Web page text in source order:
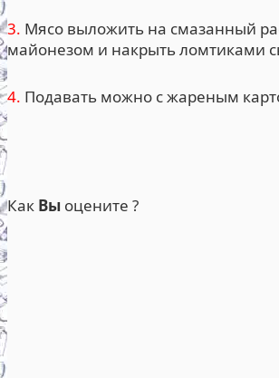
3. Мясо выложить на смазанный
майонезом и накрыть ломтиками
4. Подавать можно с жареным
Как Вы оцените ?